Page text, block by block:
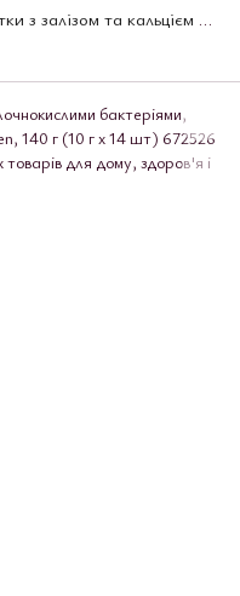
Дієтична добавка "Жувальні таблетки з залізом та кальцієм для дітей" Unimat Riken, 60 шт